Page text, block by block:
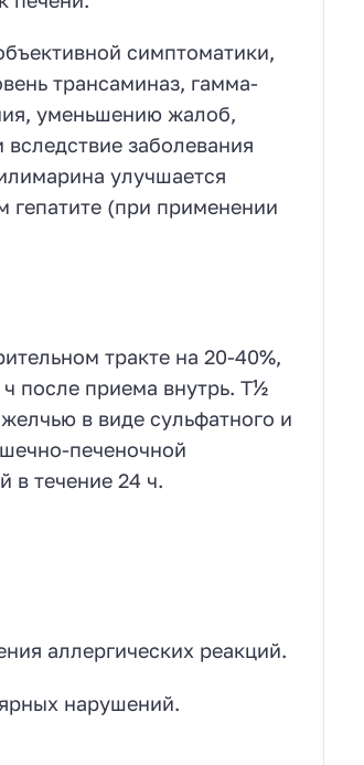
симптоматики,
трансаминаз, гамма-
уменьшению жалоб,
заболевания
улучшается
гепатите (при применении
тракте на 20-40%,
после приема внутрь. Т½
в виде сульфатного и
печеночной
в течение 24 ч.
аллергических реакций.
нарушений.